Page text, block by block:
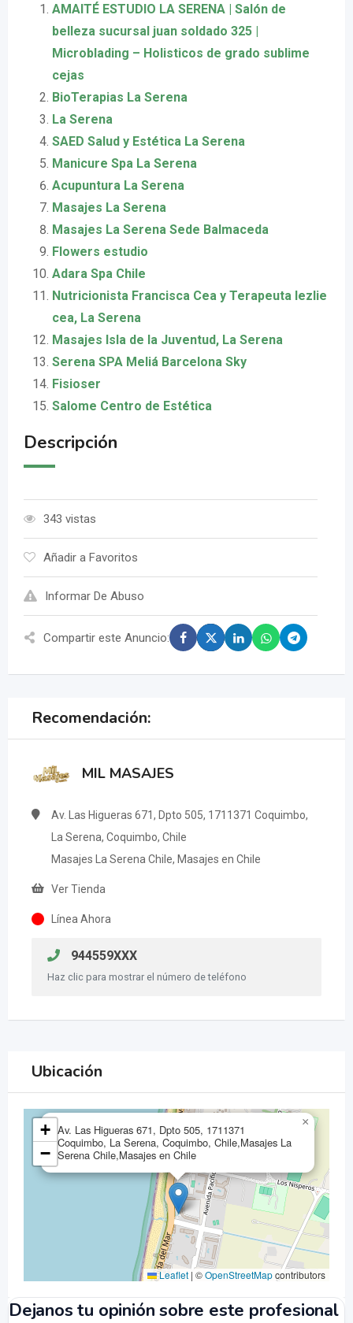
AMAITÉ ESTUDIO LA SERENA | Salón de
belleza sucursal juan soldado 325 |
Microblading – Holisticos de grado sublime
cejas
BioTerapias La Serena
La Serena
SAED Salud y Estética La Serena
Manicure Spa La Serena
Acupuntura La Serena
Masajes La Serena
Masajes La Serena Sede Balmaceda
Flowers estudio
Adara Spa Chile
Nutricionista Francisca Cea y Terapeuta lezlie
cea, La Serena
Masajes Isla de la Juventud, La Serena
Serena SPA Meliá Barcelona Sky
Fisioser
Salome Centro de Estética
Descripción
343 vistas
Añadir a Favoritos
Informar De Abuso
Compartir este Anuncio:
Recomendación:
MIL MASAJES
Av. Las Higueras 671, Dpto 505, 1711371 Coquimbo,
La Serena, Coquimbo, Chile
Masajes La Serena Chile, Masajes en Chile
Ver Tienda
Línea Ahora
944559XXX
Haz clic para mostrar el número de teléfono
Ubicación
Av. Las Higueras 671, Dpto 505, 1711371
Coquimbo, La Serena, Coquimbo, Chile,Masajes La
Serena Chile,Masajes en Chile
×
+
−
Leaflet | ©OpenStreetMapcontributors
Dejanos tu opinión sobre este profesional